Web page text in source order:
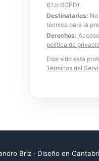
6.1.b RGPD).
Destinatarios:
técnica para la
Derechos:
política de
Este sitio está
Términos del
Briz · Diseño en